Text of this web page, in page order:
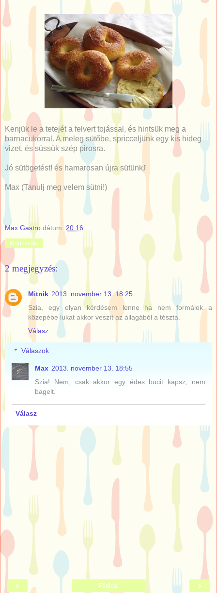
Kenjük le a tetejét a felvert tojással, és hintsük meg a
barnacukorral. A meleg sütőbe, spricceljünk egy kis hideg
vizet, és süssük szép pirosra.
Jó sütögetést! és hamarosan újra sütünkJ
Max (Tanulj meg velem sütni!)
Max Gastro dátum: 20:16
Megosztás
2 megjegyzés:
Mitnik 2013. november 13. 18:25
Szia, egy olyan kérdésem lenne ha nem formálok a
közepébe lukat akkor veszít az állagából a tészta.
Válasz
Válaszok
Max 2013. november 13. 18:55
Szia! Nem, csak akkor egy édes bucit kapsz, nem
bagelt.
Válasz
‹ ›
Főoldal